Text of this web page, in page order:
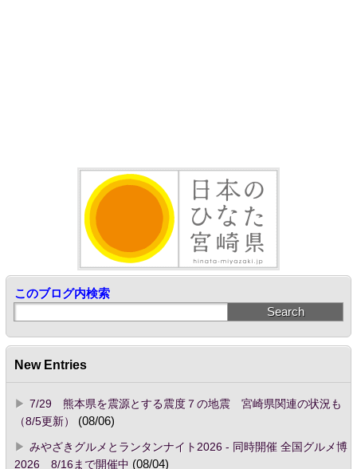
このブログ内検索
New Entries
7/29 熊本県を震源とする震度７の地震 宮崎県関連の状況も
（8/5更新）
(08/06)
みやざきグルメとランタンナイト2026 - 同時開催 全国グルメ博
2026 8/16まで開催中 (08/04)